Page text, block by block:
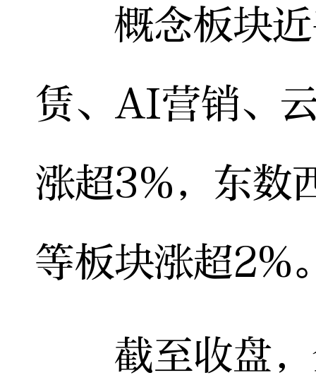
概念板块近
赁、AI营销、
涨超3%，东数
等板块涨超2%
截至收盘，